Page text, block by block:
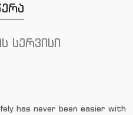
სერვისი
has never been easier with